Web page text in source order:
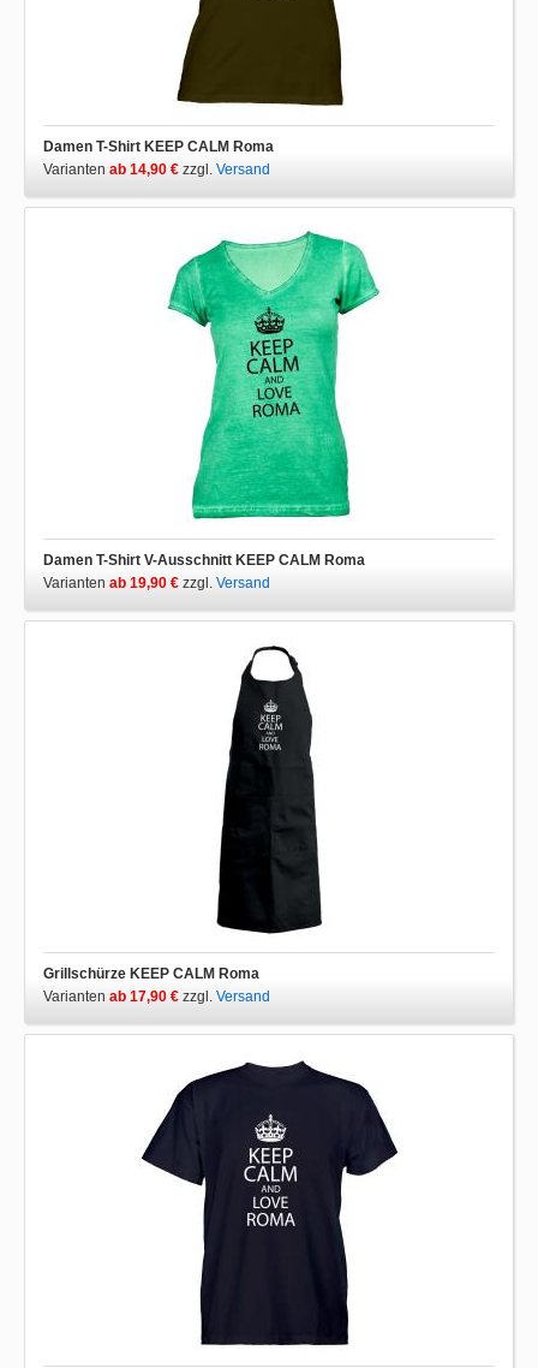
Damen T-Shirt KEEP CALM Roma
Varianten ab 14,90 € zzgl. Versand
Damen T-Shirt V-Ausschnitt KEEP CALM Roma
Varianten ab 19,90 € zzgl. Versand
Grillschürze KEEP CALM Roma
Varianten ab 17,90 € zzgl. Versand